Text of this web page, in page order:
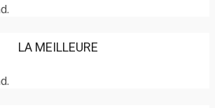
LA MEILLEURE